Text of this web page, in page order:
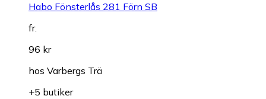
Habo Fönsterlås 281 Förn SB
fr.
96 kr
hos Varbergs Trä
+5 butiker